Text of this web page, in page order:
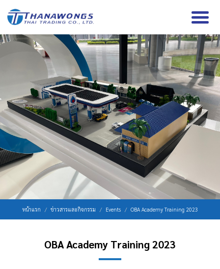
หน้าแรก ข่าวสารและกิจกรรม Events OBA Academy Training 2023
OBA Academy Training 2023